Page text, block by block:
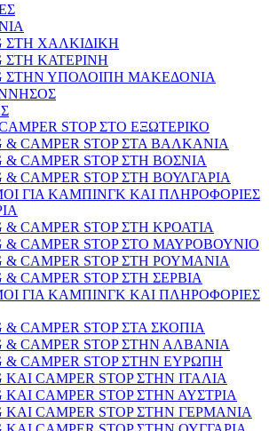
ΣΤΗ ΧΑΛΚΙΔΙΚΗ
ΣΤΗ ΚΑΤΕΡΙΝΗ
ΣΤΗΝ ΥΠΟΛΟΙΠΗ ΜΑΚΕΔΟΝΙΑ
STOP ΣΤΟ ΕΞΩΤΕΡΙΚΟ
CAMPER STOP ΣΤΑ ΒΑΛΚΑΝΙΑ
CAMPER STOP ΣΤΗ ΒΟΣΝΙΑ
CAMPER STOP ΣΤΗ ΒΟΥΛΓΑΡΙΑ
ΓΙΑ ΚΑΜΠΙΝΓΚ ΚΑΙ ΠΛΗΡΟΦΟΡΙΕΣ
CAMPER STOP ΣΤΗ ΚΡΟΑΤΙΑ
& CAMPER STOP ΣΤΟ ΜΑΥΡΟΒΟΥΝΙΟ
CAMPER STOP ΣΤΗ ΡΟΥΜΑΝΙΑ
CAMPER STOP ΣΤΗ ΣΕΡΒΙΑ
ΓΙΑ ΚΑΜΠΙΝΓΚ ΚΑΙ ΠΛΗΡΟΦΟΡΙΕΣ
CAMPER STOP ΣΤΑ ΣΚΟΠΙΑ
CAMPER STOP ΣΤΗΝ ΑΛΒΑΝΙΑ
CAMPER STOP ΣΤΗΝ ΕΥΡΩΠΗ
CAMPER STOP ΣΤΗΝ ΙΤΑΛΙΑ
CAMPER STOP ΣΤΗΝ ΑΥΣΤΡΙΑ
CAMPER STOP ΣΤΗΝ ΓΕΡΜΑΝΙΑ